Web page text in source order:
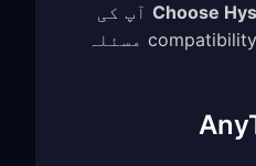
Choose : Speed آپ کی
top priority ہو اور compatibility مسئلہ